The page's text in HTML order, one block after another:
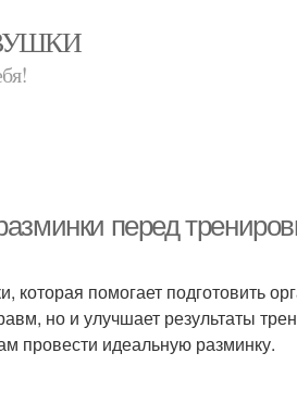
перед
помогает подготовить
но и улучшает результаты
провести идеальную разминку.